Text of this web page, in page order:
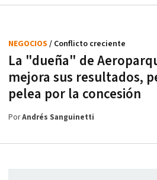
La "dueña" de
mejora sus resultados,
pelea por la concesión
NEGOCIOS / Conflicto creciente
PorAndrés Sanguinetti